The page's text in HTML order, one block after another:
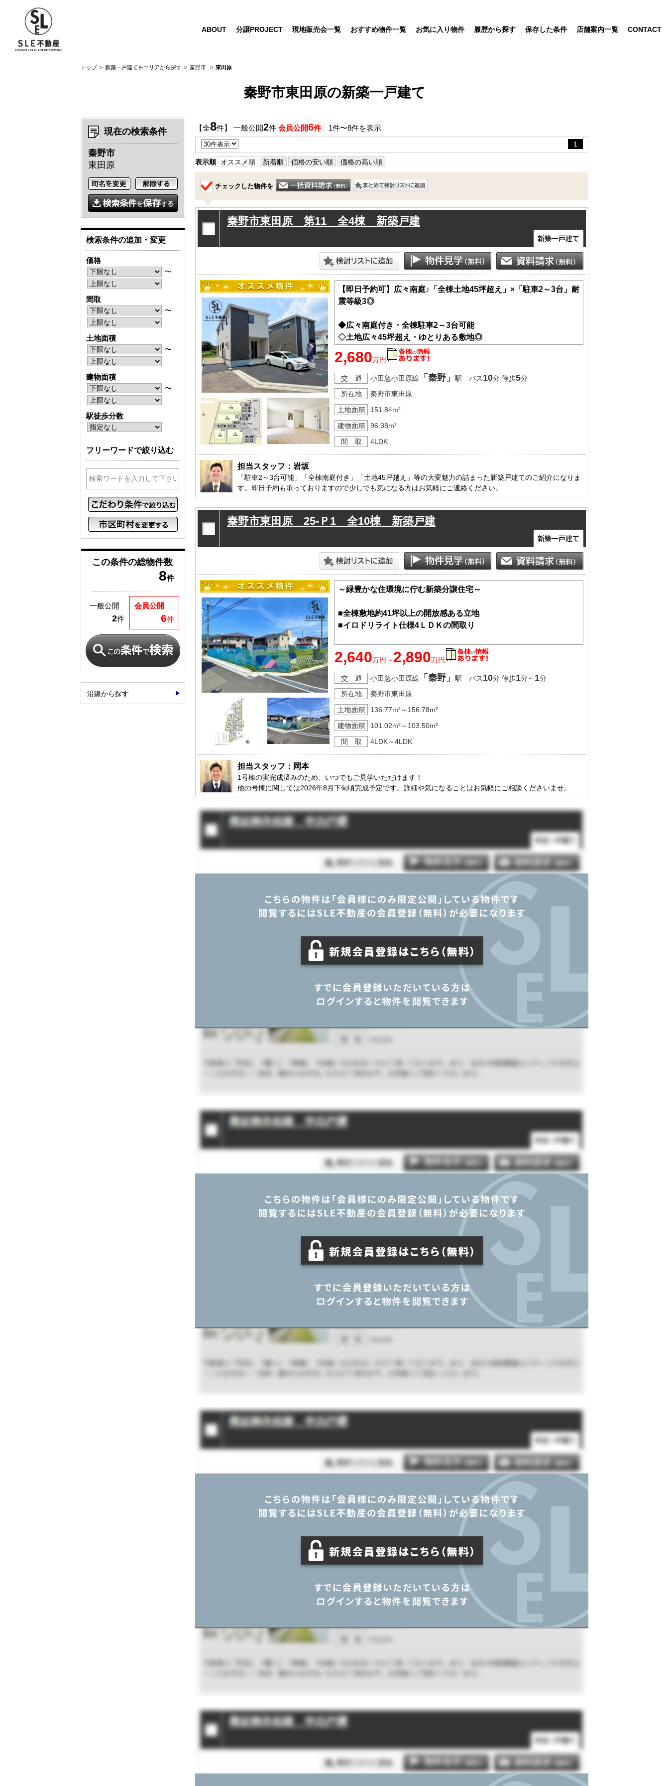
ABOUT 分譲PROJECT 現地販売会一覧 おすすめ物件一覧 お気に入り物件 履歴から探す 保存した条件 店舗案内一覧 CONTACT
トップ 新築一戸建てをエリアから探す 秦野市 東田原
秦野市東田原の新築一戸建て
【全8件】 一般公開2件 会員公開6件1件〜8件を表示
1
表示順 オススメ順 新着順 価格の安い順 価格の高い順
チェックした物件を
秦野市東田原 第11 全4棟 新築戸建
【即日予約可】広々南庭♪「全棟土地45坪超え」×「駐車2～3台」耐
震等級3◎
◆広々南庭付き・全棟駐車2～3台可能
◇土地広々45坪超え・ゆとりある敷地◎
◆開発分譲地のため、前面道路広々4.9m
◇防犯カメラ・TVインターホン等の防犯面◎
◆第三者機関による「設計・建設住宅性能評価」取得
◇平日や遅めの時間からのご見学も可能
□■ＳＣＨＯＯＬ ＩＮＦＯ■□
東小学校まで徒歩約27分
東中学校まで徒歩約25分
□■ＳＬＥ不動産■□
住宅ローンがご心配の方は、実績のある弊社へお任せください。
その他、相続や不動産に関することはワンストップで対応致しま
※お電話の場合：０４６３－２０－９６６４
※メールの場合：【資料請求】ボタンをクリックでお問い合わせく
ださい。
2,680万円
交 通 小田急小田原線 「秦野」 駅 バス10分 停歩5分
所在地
秦野市東田原
土地面積
151.84m²
建物面積
96.38m²
間 取
4LDK
担当スタッフ：岩坂
「駐車2～3台可能」「全棟南庭付き」「土地45坪越え」等の大変魅力の詰まった新築戸建てのご紹介になりま
す。即日予約も承っておりますので少しでも気になる方はお気軽にご連絡ください。
秦野市東田原 25-Ｐ1 全10棟 新築戸建
～緑豊かな住環境に佇む新築分譲住宅～
■全棟敷地約41坪以上の開放感ある立地
■イロドリライト仕様4ＬＤＫの間取り
・詳細や気になることなどお気軽にご相談下さい♪
□■ＳＣＨＯＯＬ ＩＮＦＯ■□
東小学校まで徒歩約１８分
東中学校まで徒歩約１９分
□■ＳＬＥ不動産■□
気になるお家は、お気軽にお問い合わせを！
その他、相続や不動産に関することはワンストップで対応致しま
す。
※メールの場合：【資料請求】ボタンをクリックでお問い合わせく
ださい。
2,640万円～ 2,890万円
交 通 小田急小田原線 「秦野」 駅 バス10分 停歩1分～ 1分
所在地
秦野市東田原
土地面積
136.77m²～156.78m²
建物面積
101.02m²～103.50m²
間 取
4LDK～4LDK
担当スタッフ：岡本
1号棟の実完成済みのため、いつでもご見学いただけます！
他の号棟に関しては2026年8月下旬頃完成予定です。詳細や気になることはお気軽にご相談くださいませ。
現在の検索条件
秦野市
東田原
検索条件の追加・変更
価格
〜
間取
〜
土地面積
〜
建物面積
〜
駅徒歩分数
フリーワードで絞り込む
この条件の総物件数
8件
会員公開
6件
一般公開
2件
沿線から探す